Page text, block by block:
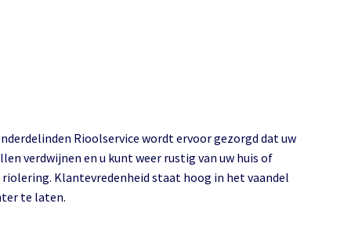
Rioolservice wordt ervoor gezorgd dat uw
verdwijnen en u kunt weer rustig van uw huis of
Klantevredenheid staat hoog in het vaandel
te laten.